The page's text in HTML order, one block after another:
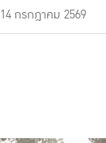
14 กรกฎาคม 2569